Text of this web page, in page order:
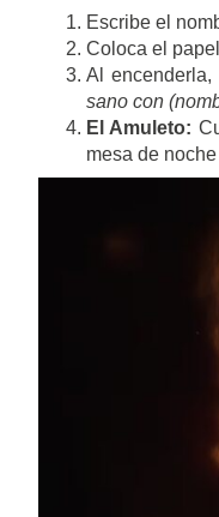
Escribe el
Coloca el
Al encenderla,
sano con
El Amuleto:
mesa de